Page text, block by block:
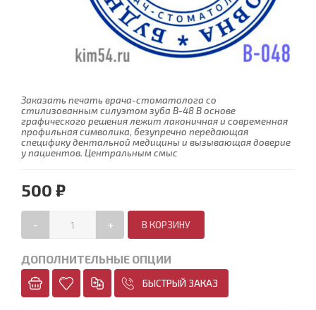
Заказать печать врача-стоматолога со
стилизованным силуэтом зуба В-48 В основе
графического решения лежит лаконичная и современная
профильная символика, безупречно передающая
специфику дентальной медицины и вызывающая доверие
у пациентов. Центральным смыс
500 ₽
- +
ДОПОЛНИТЕЛЬНЫЕ ОПЦИИ
БЫСТРЫЙ ЗАКАЗ